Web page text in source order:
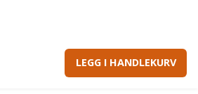
LEGG I HANDLEKURV